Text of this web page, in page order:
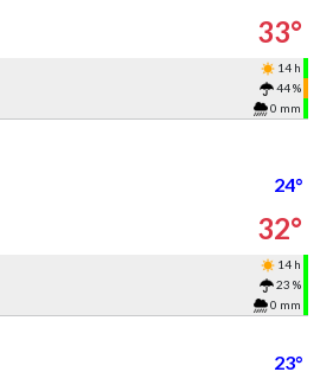
33°
14 h
44 %
0 mm
24°
32°
14 h
23 %
0 mm
23°